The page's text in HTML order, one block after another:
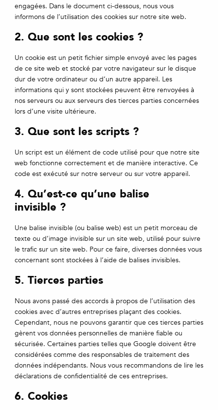
engagées. Dans le document ci-dessous, nous vous
informons de l’utilisation des cookies sur notre site web.
2. Que sont les cookies ?
Un cookie est un petit fichier simple envoyé avec les pages
de ce site web et stocké par votre navigateur sur le disque
dur de votre ordinateur ou d’un autre appareil. Les
informations qui y sont stockées peuvent être renvoyées à
nos serveurs ou aux serveurs des tierces parties concernées
lors d’une visite ultérieure.
3. Que sont les scripts ?
Un script est un élément de code utilisé pour que notre site
web fonctionne correctement et de manière interactive. Ce
code est exécuté sur notre serveur ou sur votre appareil.
4. Qu’est-ce qu’une balise
invisible ?
Une balise invisible (ou balise web) est un petit morceau de
texte ou d’image invisible sur un site web, utilisé pour suivre
le trafic sur un site web. Pour ce faire, diverses données vous
concernant sont stockées à l’aide de balises invisibles.
5. Tierces parties
Nous avons passé des accords à propos de l’utilisation des
cookies avec d’autres entreprises plaçant des cookies.
Cependant, nous ne pouvons garantir que ces tierces parties
gèrent vos données personnelles de manière fiable ou
sécurisée. Certaines parties telles que Google doivent être
considérées comme des responsables de traitement des
données indépendants. Nous vous recommandons de lire les
déclarations de confidentialité de ces entreprises.
6. Cookies